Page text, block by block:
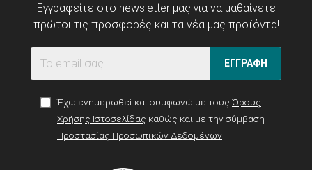
Εγγραφείτε στο newsletter μας για να μαθαίνετε
πρώτοι τις προσφορές και τα νέα μας προϊόντα!
ΕΓΓΡΑΦΗ
Έχω ενημερωθεί και συμφωνώ με τους Όρους
Χρήσης Ιστοσελίδας καθώς και με την σύμβαση
Προστασίας Προσωπικών Δεδομένων